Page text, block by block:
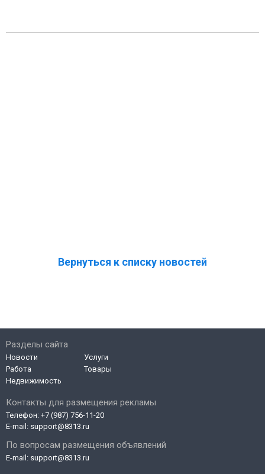
Вернуться к списку новостей
Контакты для размещения рекламы
Телефон: +7 (987) 756-11-20
E-mail: support@8313.ru
По вопросам размещения объявлений
E-mail: support@8313.ru
Разделы сайта
Новости
Работа
Недвижимость
Услуги
Товары